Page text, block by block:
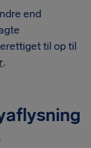
end
til op til
.